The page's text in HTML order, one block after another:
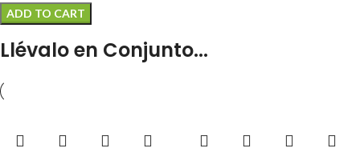
ADD TO CART
Llévalo en Conjunto...